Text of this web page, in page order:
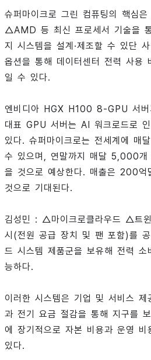
슈퍼마이크로 그린 컴퓨팅의 핵심
△AMD 등 최신 프로세서 기술을
지 시스템을 설계·제조할 수 있단
옵션을 통해 데이터센터 전력 사용
일 수 있다.
엔비디아 HGX H100 8-GPU 서버
대표 GPU 서버는 AI 워크로드로
있다. 슈퍼마이크로는 전세계에 매
수 있으며, 연말까지 매달 5,000개
을 것으로 예상한다. 매출은 200억
것으로 기대된다.
김성민 : △마이크로클라우드 △트
시(전원 공급 장치 및 팬 포함)를
드 시스템 제품군을 보유해 전력
능하다.
이러한 시스템은 기업 및 서비스 제
과 전기 요금 절감을 통해 지구를
에 장기적으로 자본 비용과 운영 비
있다.